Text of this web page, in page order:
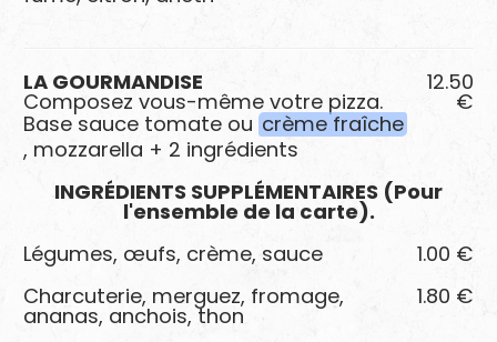
LA GOURMANDISE
Composez vous-même votre pizza.
Base sauce tomate ou crème fraîche
, mozzarella + 2 ingrédients
12.50
€
INGRÉDIENTS SUPPLÉMENTAIRES (Pour
l'ensemble de la carte).
Légumes, œufs, crème, sauce
1.00 €
Charcuterie, merguez, fromage,
ananas, anchois, thon
1.80 €